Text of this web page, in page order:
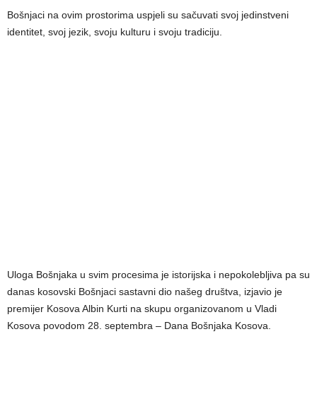
Bošnjaci na ovim prostorima uspjeli su sačuvati svoj jedinstveni
identitet, svoj jezik, svoju kulturu i svoju tradiciju.
Uloga Bošnjaka u svim procesima je istorijska i nepokolebljiva pa su
danas kosovski Bošnjaci sastavni dio našeg društva, izjavio je
premijer Kosova Albin Kurti na skupu organizovanom u Vladi
Kosova povodom 28. septembra – Dana Bošnjaka Kosova.